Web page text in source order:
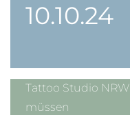
10.10.24
Tattoo Studio
müssen